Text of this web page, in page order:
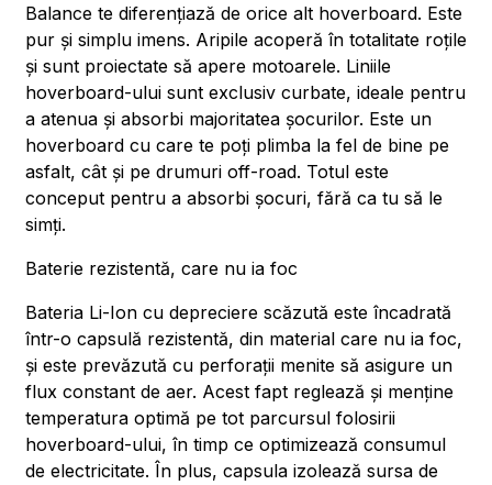
Balance te diferențiază de orice alt hoverboard. Este
pur și simplu imens. Aripile acoperă în totalitate roțile
și sunt proiectate să apere motoarele. Liniile
hoverboard-ului sunt exclusiv curbate, ideale pentru
a atenua și absorbi majoritatea șocurilor. Este un
hoverboard cu care te poți plimba la fel de bine pe
asfalt, cât și pe drumuri off-road. Totul este
conceput pentru a absorbi șocuri, fără ca tu să le
simți.
Baterie rezistentă, care nu ia foc
Bateria Li-Ion cu depreciere scăzută este încadrată
într-o capsulă rezistentă, din material care nu ia foc,
și este prevăzută cu perforații menite să asigure un
flux constant de aer. Acest fapt reglează și menține
temperatura optimă pe tot parcursul folosirii
hoverboard-ului, în timp ce optimizează consumul
de electricitate. În plus, capsula izolează sursa de